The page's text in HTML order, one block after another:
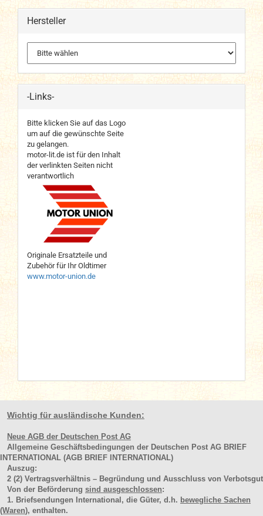
Hersteller
-Links-
Bitte klicken Sie auf das Logo
um auf die gewünschte Seite
zu gelangen.
motor-lit.de ist für den Inhalt
der verlinkten Seiten nicht
verantwortlich
Originale Ersatzteile und
Zubehör für Ihr Oldtimer
www.motor-union.de
Wichtig für ausländische Kunden:
Neue AGB der Deutschen Post AG
Allgemeine Geschäftsbedingungen der Deutschen Post AG BRIEF
INTERNATIONAL (AGB BRIEF INTERNATIONAL)
Auszug:
2 (2) Vertragsverhältnis – Begründung und Ausschluss von Verbotsgut
Von der Beförderung sind ausgeschlossen:
1. Briefsendungen International, die Güter, d.h. bewegliche Sachen
(Waren), enthalten.